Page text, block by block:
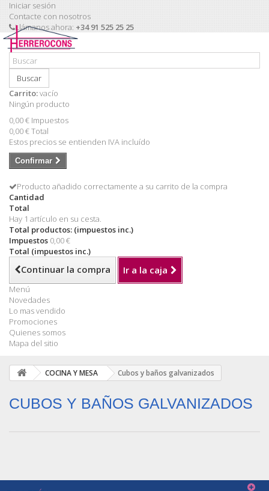
Iniciar sesión
Contacte con nosotros
Llámanos ahora: +34 91 525 25 25
Buscar
Carrito:vacío
Ningún producto
0,00 € Impuestos
0,00 €Total
Estos precios se entienden IVA incluído
Confirmar
Producto añadido correctamente a su carrito de la compra
Cantidad
Total
Hay 1 artículo en su cesta.
Total productos: (impuestos inc.)
Impuestos 0,00 €
Total (impuestos inc.)
Continuar la compra Ir a la caja
Menú
Novedades
Lo mas vendido
Promociones
Quienes somos
Mapa del sitio
COCINA Y MESA Cubos y baños galvanizados
CUBOS Y BAÑOS GALVANIZADOS